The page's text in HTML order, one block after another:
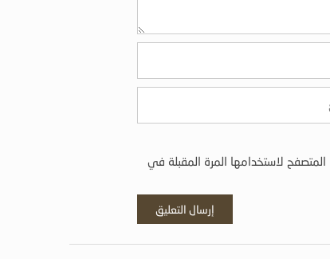
لاستخدامها المرة المقبلة في